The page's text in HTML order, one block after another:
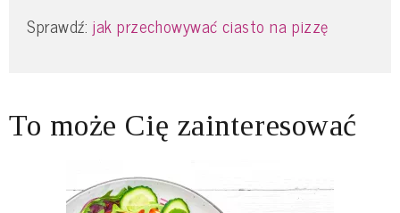
Sprawdź: jak przechowywać ciasto na pizzę
To może Cię zainteresować